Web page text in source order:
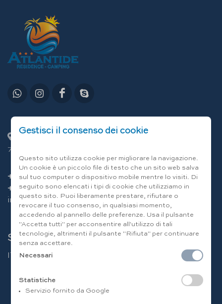
70043 Monopoli (Bari) Italia
+39 080 80 12 12
+39 346 094 49 86
info@residenceatlantide.it
Scegli la lingua
|EN|DE|
Gestisci il consenso dei cookie
Questo sito utilizza cookie per migliorare la navigazione.
Un cookie è un piccolo file di testo che un sito web salva
sul tuo computer o dispositivo mobile mentre lo visiti. Di
seguito sono elencati i tipi di cookie che utilizziamo in
questo sito. Puoi liberamente prestare, rifiutare o
revocare il tuo consenso, in qualsiasi momento,
accedendo al pannello delle preferenze. Usa il pulsante
"Accetta tutti" per acconsentire all'utilizzo di tali
tecnologie, altrimenti il pulsante "Rifiuta" per continuare
senza accettare.
Necessari
Statistiche
Servizio fornito da Google